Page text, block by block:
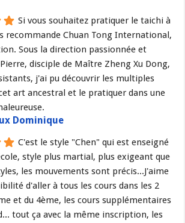
Si vous souhaitez pratiquer le taichi à
recommande Chuan Tong International,
Sous la direction passionnée et
disciple de Maître Zheng Xu Dong,
j'ai pu découvrir les multiples
art ancestral et le pratiquer dans une
Dominique
C'est le style "Chen" qui est enseigné
style plus martial, plus exigeant que
les mouvements sont précis...J'aime
d'aller à tous les cours dans les 2
et du 4ème, les cours supplémentaires
tout ça avec la même inscription, les